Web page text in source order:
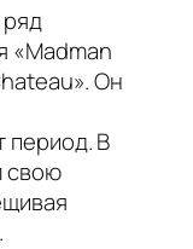
«Madman
Он
период. В
свою